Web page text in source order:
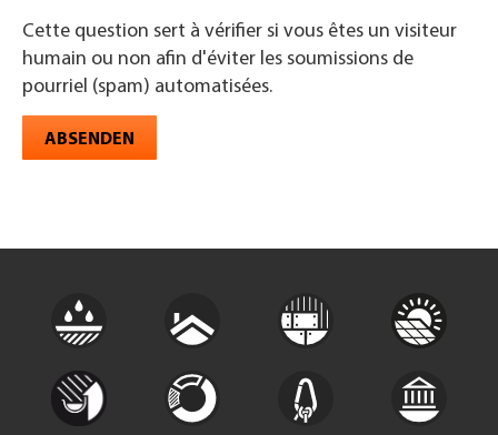
Cette question sert à vérifier si vous êtes un visiteur
humain ou non afin d'éviter les soumissions de
pourriel (spam) automatisées.
ABSENDEN